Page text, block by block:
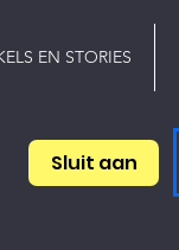
EN STORIES
Sluit aan